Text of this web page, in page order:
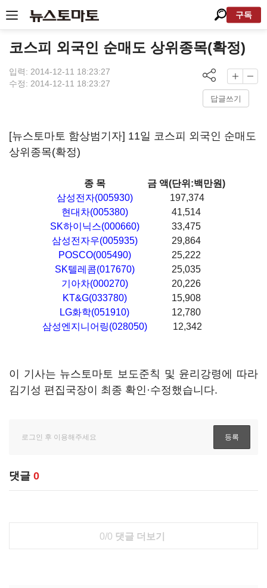
구독
코스피 외국인 순매도 상위종목(확정)
입력: 2014-12-11 18:23:27
수정: 2014-12-11 18:23:27
답글쓰기
[뉴스토마토 함상범기자] 11일 코스피 외국인 순매도
상위종목(확정)
종 목
금 액(단위:백만원)
삼성전자(005930)
197,374
현대차(005380)
41,514
SK하이닉스(000660)
33,475
삼성전자우(005935)
29,864
POSCO(005490)
25,222
SK텔레콤(017670)
25,035
기아차(000270)
20,226
KT&G(033780)
15,908
LG화학(051910)
12,780
삼성엔지니어링(028050)
12,342
이 기사는 뉴스토마토 보도준칙 및 윤리강령에 따라
김기성 편집국장이 최종 확인·수정했습니다.
댓글 0
0/0 댓글 더보기